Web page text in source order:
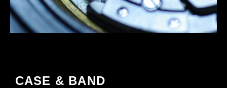
CASE & BAND